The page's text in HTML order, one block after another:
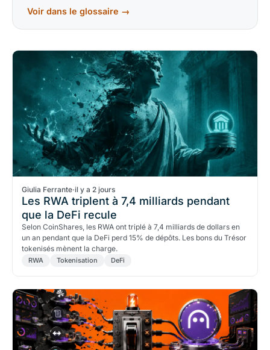
Voir dans le glossaire →
Giulia Ferrante·il y a 2 jours
Les RWA triplent à 7,4 milliards pendant
que la DeFi recule
Selon CoinShares, les RWA ont triplé à 7,4 milliards de dollars en
un an pendant que la DeFi perd 15% de dépôts. Les bons du Trésor
tokenisés mènent la charge.
RWA Tokenisation DeFi